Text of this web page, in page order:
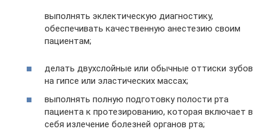
выполнять эклектическую диагностику,
обеспечивать качественную анестезию своим
пациентам;
делать двухслойные или обычные оттиски зубов
на гипсе или эластических массах;
выполнять полную подготовку полости рта
пациента к протезированию, которая включает в
себя излечение болезней органов рта;